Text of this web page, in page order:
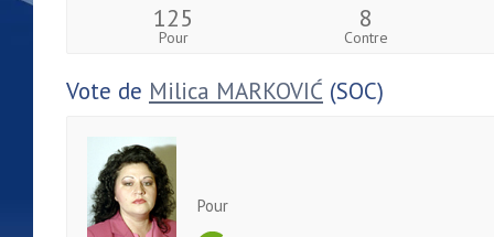
125
Pour
8
Contre
Vote de Milica MARKOVIĆ (SOC)
Pour